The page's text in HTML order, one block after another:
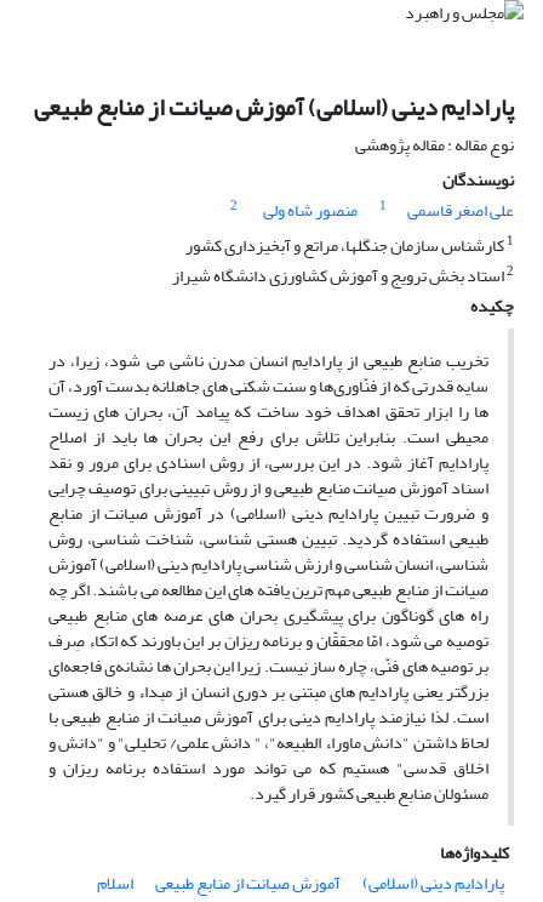
پارادایم دینی (اسلامی) آموزش صیانت از منابع طبیعی
نوع مقاله : مقاله پژوهشی
نویسندگان
علی اصغر قاسمی
1 منصور شاه ولی
2
1کارشناس سازمان جنگلها، مراتع و آبخیزداری کشور
2استاد بخش ترویج و آموزش کشاورزی دانشگاه شیراز
چکیده
تخریب منابع طبیعی از پارادایم انسان مدرن ناشی می شود، زیرا، در
سایه قدرتی که از فنّاوری‌ها و سنت شکنی های جاهلانه بدست آورد، آن
ها را ابزار تحقق اهداف خود ساخت که پیامد آن، بحران های زیست
محیطی است. بنابراین تلاش برای رفع این بحران ها باید از اصلاح
پارادایم آغاز شود. در این بررسی، از روش اسنادی برای مرور و نقد
اسناد آموزش صیانت منابع طبیعی و از روش تبیینی برای توصیف چرایی
و ضرورت تبیین پارادایم دینی (اسلامی) در آموزش صیانت از منابع
طبیعی استفاده گردید. تبیین هستی شناسی، شناخت شناسی، روش
شناسی، انسان شناسی و ارزش شناسی پارادایم دینی (اسلامی) آموزش
صیانت از منابع طبیعی مهم ترین یافته های این مطالعه می باشند. اگر چه
راه های گوناگون برای پیشگیری بحران های عرصه های منابع طبیعی
توصیه می شود، امّا محققّان و برنامه ریزان بر این باورند که اتکاء صِرف
بر توصیه های فنّی، چاره ساز نیست. زیرا این بحران ها نشانه‌ی فاجعه‌ای
بزرگتر یعنی پارادایم های مبتنی بر دوری انسان از مبداء و خالق هستی
است. لذا نیازمند پارادایم دینی برای آموزش صیانت از منابع طبیعی با
لحاظ داشتن "دانش ماوراء الطبیعه"، " دانش علمی/ تحلیلی" و "دانش و
اخلاق قدسی" هستیم که می تواند مورد استفاده برنامه ریزان و
مسئولان منابع طبیعی کشور قرار گیرد.
کلیدواژه‌ها
پارادایم دینی (اسلامی)
آموزش صیانت از منابع طبیعی
اسلام